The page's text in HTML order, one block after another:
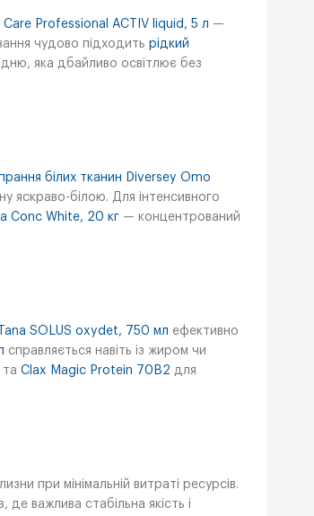
Care Professional ACTIV liquid, 5 л —
чудово підходить рідкий
яка дбайливо освітлює без
білих тканин Diversey Omo
яскраво-білою. Для інтенсивного
Conc White, 20 кг — концентрований
SOLUS oxydet, 750 мл ефективно
справляється навіть із жиром чи
та Clax Magic Protein 70B2 для
при мінімальній витраті ресурсів.
важлива стабільна якість і